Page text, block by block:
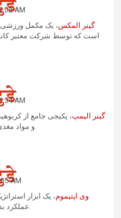
AM
گینر المکس، یک مکمل ورزشی
است که توسط شرکت معتبر
AM
گینر الیمپ، پکیجی جامع از
و مواد مغذی حیاتی دیگر است.
AM
وی اپتیموم، یک ابزار
عملکرد بدن و ذهن شماست.